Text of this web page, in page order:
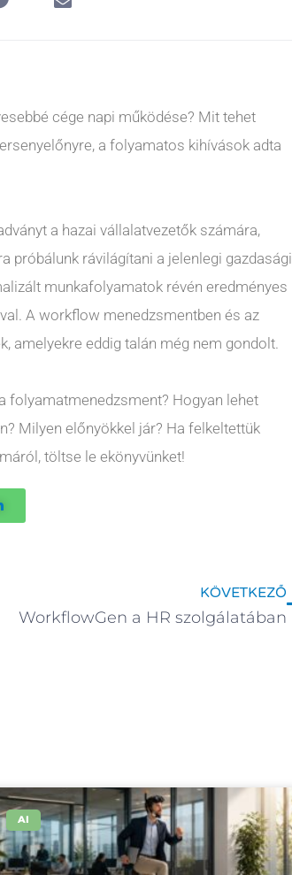
cége napi működése? Mit tehet
a folyamatos kihívások adta
a hazai vállalatvezetők számára,
próbálunk rávilágítani a jelenlegi gazdasági
munkafolyamatok révén eredményes
A workflow menedzsmentben és az
amelyekre eddig talán még nem gondolt.
folyamatmenedzsment? Hogyan lehet
Milyen előnyökkel jár? Ha felkeltettük
töltse le ekönyvünket!
KÖVETKEZŐ
WorkflowGen a HR szolgálatában
AI